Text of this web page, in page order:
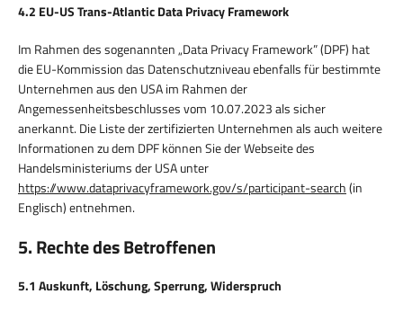
4.2 EU-US Trans-Atlantic Data Privacy Framework
Im Rahmen des sogenannten „Data Privacy Framework” (DPF) hat
die EU-Kommission das Datenschutzniveau ebenfalls für bestimmte
Unternehmen aus den USA im Rahmen der
Angemessenheitsbeschlusses vom 10.07.2023 als sicher
anerkannt. Die Liste der zertifizierten Unternehmen als auch weitere
Informationen zu dem DPF können Sie der Webseite des
Handelsministeriums der USA unter
https://www.dataprivacyframework.gov/s/participant-search(in
Englisch) entnehmen.
5. Rechte des Betroffenen
5.1 Auskunft, Löschung, Sperrung, Widerspruch